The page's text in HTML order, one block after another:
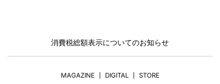
消費税総額表示についてのお知らせ
MAGAZINE DIGITAL
STORE